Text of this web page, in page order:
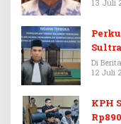
13 Juli
Di
12 Juli
KPH